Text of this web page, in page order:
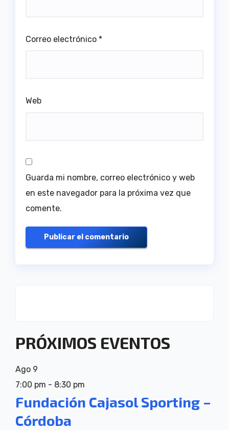
Correo electrónico *
Web
Guarda mi nombre, correo electrónico y web
en este navegador para la próxima vez que
comente.
PRÓXIMOS EVENTOS
Ago 9
7:00 pm - 8:30 pm
Fundación Cajasol Sporting –
Córdoba